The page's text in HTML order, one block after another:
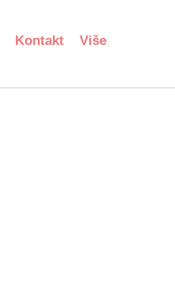
Kontakt Više